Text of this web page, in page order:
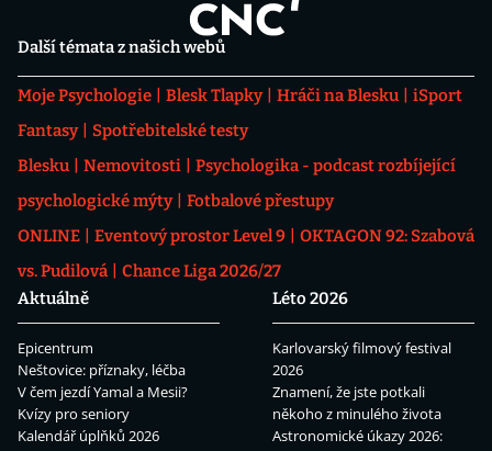
Další témata z našich webů
Moje Psychologie Blesk Tlapky Hráči na Blesku
iSport
Fantasy
Spotřebitelské testy
Blesku
Nemovitosti
Psychologika - podcast rozbíjející
psychologické mýty
Fotbalové přestupy
ONLINE
Eventový prostor Level 9
OKTAGON 92: Szabová
vs. Pudilová
Chance Liga 2026/27
Aktuálně
Epicentrum
Neštovice: příznaky, léčba
V čem jezdí Yamal a Mesii?
Kvízy pro seniory
Kalendář úplňků 2026
Léto 2026
Karlovarský filmový festival
2026
Znamení, že jste potkali
někoho z minulého života
Astronomické úkazy 2026: